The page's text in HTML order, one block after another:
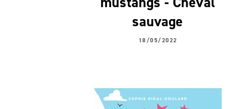
sauvage
18/05/2022